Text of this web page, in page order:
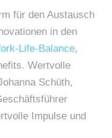
für den Austausch
in den
Life-Balance,
Wertvolle
Schüth,
Impulse und